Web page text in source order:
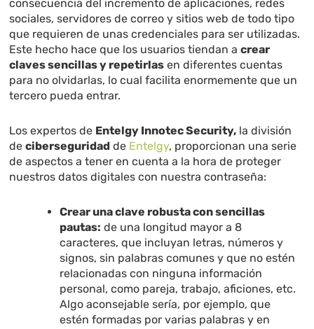
consecuencia del incremento de aplicaciones, redes
sociales, servidores de correo y sitios web de todo tipo
que requieren de unas credenciales para ser utilizadas.
Este hecho hace que los usuarios tiendan acrear
claves sencillas y repetirlas en diferentes cuentas
para no olvidarlas, lo cual facilita enormemente que un
tercero pueda entrar.
Los expertos de Entelgy Innotec Security, la división
deciberseguridad de Entelgy, proporcionan una serie
de aspectos a tener en cuenta a la hora de proteger
nuestros datos digitales con nuestra contraseña:
Crear una clave robusta con sencillas
pautas: de una longitud mayor a 8
caracteres, que incluyan letras, números y
signos, sin palabras comunes y que no estén
relacionadas con ninguna información
personal, como pareja, trabajo, aficiones, etc.
Algo aconsejable sería, por ejemplo, que
estén formadas por varias palabras y en